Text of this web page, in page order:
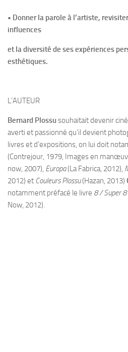
• Donner la parole à l’artiste,
influences
et la diversité de ses expériences
esthétiques.
L’AUTEUR
Bernard Plossusouhaitait devenir
averti et passionné qu’il devient
livres et d’expositions, on lui doit
(Contrejour, 1979, Images en
now, 2007), Europa(La Fabrica, 2012),
2012) et Couleurs Plossu(Hazan, 2013)
notamment préfacé le livre 8 / Super 8
Now, 2012).